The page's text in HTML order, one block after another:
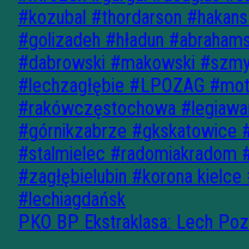
PKO BP Ekstraklasa: Lech